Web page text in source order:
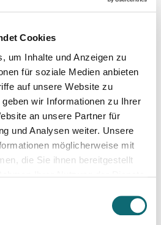
Cookies
um Inhalte und Anzeigen zu
für soziale Medien anbieten
auf unsere Website zu
wir Informationen zu Ihrer
an unsere Partner für
und Analysen weiter. Unsere
möglicherweise mit
die Sie ihnen bereitgestellt
the Law of War in Ukraine and
für Podcasts
Mischtechnik für Podcasts